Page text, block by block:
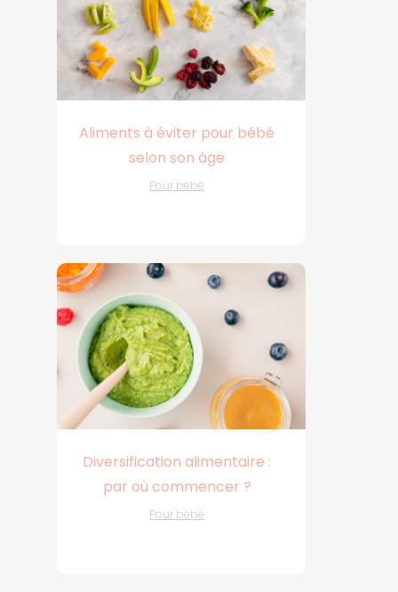
Aliments à éviter pour bébé
selon son âge
Pour bébé
Diversification alimentaire :
par où commencer ?
Pour bébé